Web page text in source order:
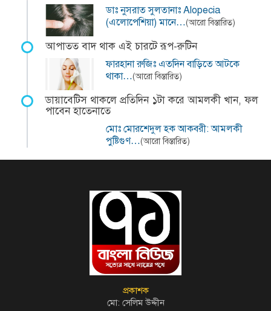
ডাঃ নুসরাত সুলতানাঃ Alopecia
(এলোপেশিয়া) মানে…(আরো বিস্তারিত)
আপাতত বাদ থাক এই চারটে রূপ-রুটিন
ফারহানা রুজিঃ এতদিন বাড়িতে আটকে
থাকা…(আরো বিস্তারিত)
ডায়াবেটিস থাকলে প্রতিদিন ১টা করে আমলকী খান, ফল
পাবেন হাতেনাতে
মোঃ মোরশেদুল হক আকবরী: আমলকী
পুষ্টিগুণ…(আরো বিস্তারিত)
প্রকাশক
মো: সেলিম উদ্দীন